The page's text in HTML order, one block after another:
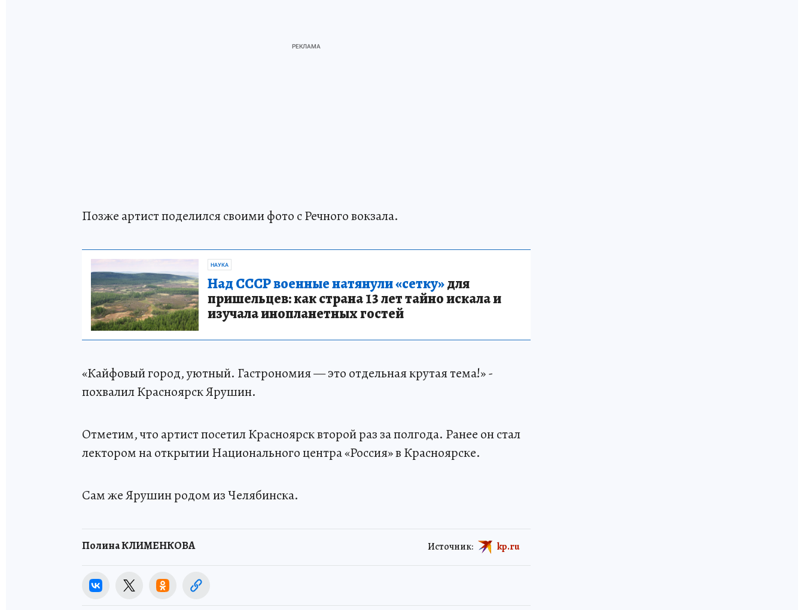
Позже артист поделился своими фото с Речного вокзала.
НАУКА
Над СССР военные натянули «сетку»для
пришельцев: как страна 13 лет тайно искала и
изучала инопланетных гостей
«Кайфовый город, уютный. Гастрономия — это отдельная крутая тема!» -
похвалил Красноярск Ярушин.
Отметим, что артист посетил Красноярск второй раз за полгода. Ранее он стал
лектором на открытии Национального центра «Россия» в Красноярске.
Сам же Ярушин родом из Челябинска.
Полина КЛИМЕНКОВА Источник: kp.ru